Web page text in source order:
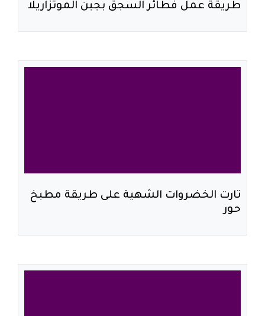
طريقة عمل فطائر السجق بجبن الموتزاريلا
تارت الخضروات الشهية على طريقة مطبخ
حور